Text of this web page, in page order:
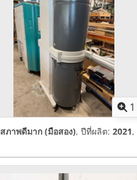
1
สภาพดีมาก (มือสอง), ปีที่ผลิต: 2021,